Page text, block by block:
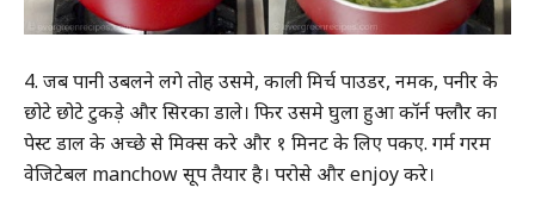
4. जब पानी उबलने लगे तोह उसमे, काली मिर्च पाउडर, नमक, पनीर के
छोटे छोटे टुकड़े और सिरका डाले। फिर उसमे घुला हुआ कॉर्न फ्लौर का
पेस्ट डाल के अच्छे से मिक्स करे और १ मिनट के लिए पकए. गर्म गरम
वेजिटेबल manchow सूप तैयार है। परोसे और enjoy करे।